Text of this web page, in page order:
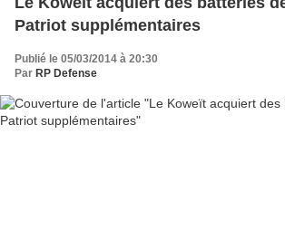
Patriot supplémentaires
Publié le 05/03/2014 à 20:30
Par RP Defense